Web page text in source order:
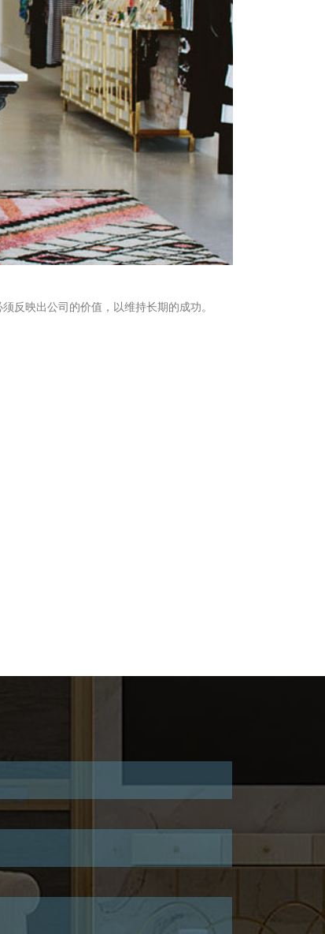
反映出公司的价值，以维持长期的成功。